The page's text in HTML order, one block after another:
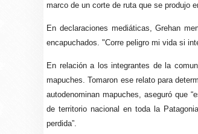
marco de un corte de ruta que se produjo
En declaraciones mediáticas, Grehan
encapuchados. "Corre peligro mi vida si
En relación a los integrantes de la
mapuches. Tomaron ese relato para
autodenominan mapuches, aseguró que
de territorio nacional en toda la
perdida”.